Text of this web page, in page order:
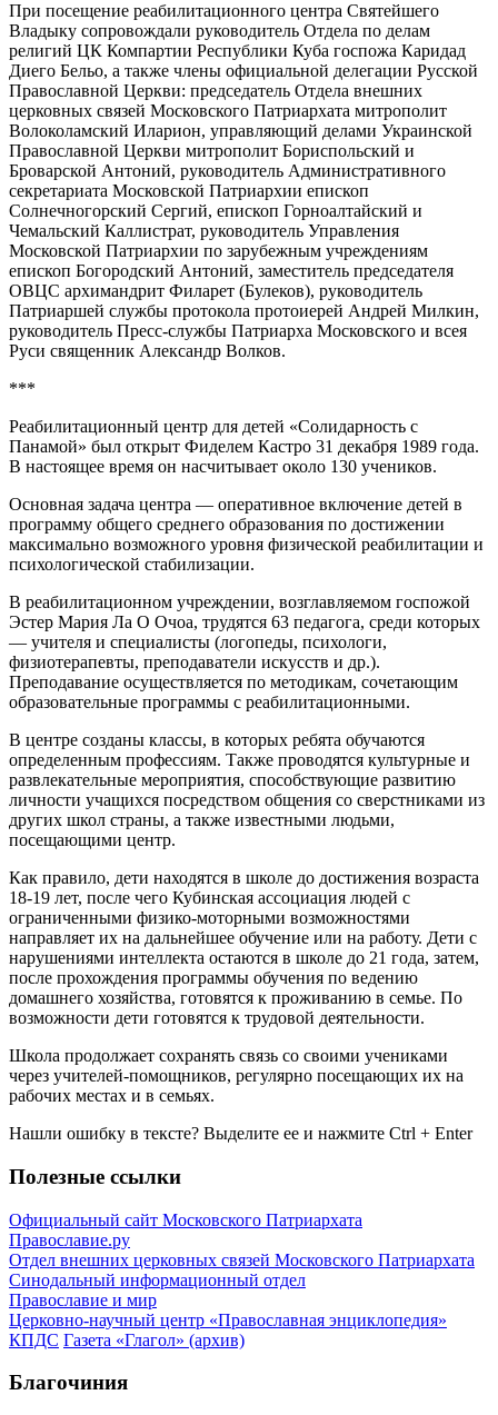
При посещение реабилитационного центра Святейшего
Владыку сопровождали руководитель Отдела по делам
религий ЦК Компартии Республики Куба госпожа Каридад
Диего Бельо, а также члены официальной делегации Русской
Православной Церкви: председатель Отдела внешних
церковных связей Московского Патриархата митрополит
Волоколамский Иларион, управляющий делами Украинской
Православной Церкви митрополит Бориспольский и
Броварской Антоний, руководитель Административного
секретариата Московской Патриархии епископ
Солнечногорский Сергий, епископ Горноалтайский и
Чемальский Каллистрат, руководитель Управления
Московской Патриархии по зарубежным учреждениям
епископ Богородский Антоний, заместитель председателя
ОВЦС архимандрит Филарет (Булеков), руководитель
Патриаршей службы протокола протоиерей Андрей Милкин,
руководитель Пресс-службы Патриарха Московского и всея
Руси священник Александр Волков.
***
Реабилитационный центр для детей «Солидарность с
Панамой» был открыт Фиделем Кастро 31 декабря 1989 года.
В настоящее время он насчитывает около 130 учеников.
Основная задача центра — оперативное включение детей в
программу общего среднего образования по достижении
максимально возможного уровня физической реабилитации и
психологической стабилизации.
В реабилитационном учреждении, возглавляемом госпожой
Эстер Мария Ла О Очоа, трудятся 63 педагога, среди которых
— учителя и специалисты (логопеды, психологи,
физиотерапевты, преподаватели искусств и др.).
Преподавание осуществляется по методикам, сочетающим
образовательные программы с реабилитационными.
В центре созданы классы, в которых ребята обучаются
определенным профессиям. Также проводятся культурные и
развлекательные мероприятия, способствующие развитию
личности учащихся посредством общения со сверстниками из
других школ страны, а также известными людьми,
посещающими центр.
Как правило, дети находятся в школе до достижения возраста
18-19 лет, после чего Кубинская ассоциация людей с
ограниченными физико-моторными возможностями
направляет их на дальнейшее обучение или на работу. Дети с
нарушениями интеллекта остаются в школе до 21 года, затем,
после прохождения программы обучения по ведению
домашнего хозяйства, готовятся к проживанию в семье. По
возможности дети готовятся к трудовой деятельности.
Школа продолжает сохранять связь со своими учениками
через учителей-помощников, регулярно посещающих их на
рабочих местах и в семьях.
Нашли ошибку в тексте? Выделите ее и нажмите Ctrl + Enter
Полезные ссылки
Официальный сайт Московского Патриархата
Православие.ру
Отдел внешних церковных связей Московского Патриархата
Синодальный информационный отдел
Православие и мир
Церковно-научный центр «Православная энциклопедия»
КПДС Газета «Глагол» (архив)
Благочиния